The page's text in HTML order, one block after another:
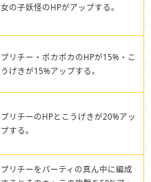
女の子妖怪のHPがアップする。
プリチー・ポカポカのHPが15%・こ
うげきが15%アップする。
プリチーのHPとこうげきが20%アッ
プする。
プリチーをパーティの真ん中に編成